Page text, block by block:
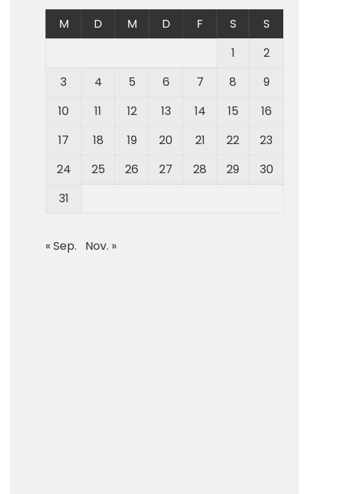
M D M D F S
S
1
2
3
4 5 6 7 8
9
10
11 12 13 14 15
16
17
18 19 20 21 22
23
24
25 26 27 28 29
30
31
« Sep. Nov. »